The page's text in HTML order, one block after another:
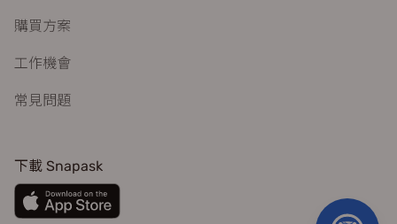
購買方案
工作機會
常見問題
下載 Snapask